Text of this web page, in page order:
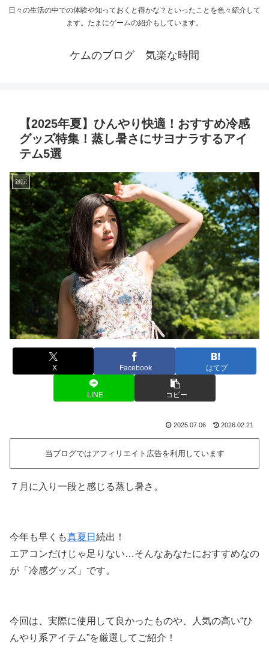
日々の生活の中での体験や知っておくと得かな？といったことを色々紹介して
ます。たまにゲームの紹介もしています。
ケムのブログ 気楽な時間
【2025年夏】ひんやり快適！おすすめ冷感
グッズ特集！蒸し暑さにサヨナラするアイ
テム5選
雑記
X Facebook はてブ
LINE コピー
2025.07.06 2026.02.21
当ブログではアフィリエイト広告を利用しています
７月に入り一段と感じる蒸し暑さ。
今年も早くも真夏日 続出！
エアコンだけじゃ足りない…そんなあなたにおすすめなの
が「冷感グッズ」です。
今回は、実際に使用して良かったものや、人気の高い“ひ
んやり系アイテム”を厳選してご紹介！